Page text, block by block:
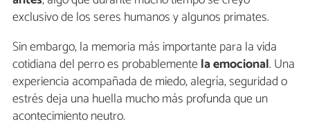
exclusivo de los seres humanos y algunos primates.
Sin embargo, la memoria más importante para la vida
cotidiana del perro es probablementela emocional. Una
experiencia acompañada de miedo, alegría, seguridad o
estrés deja una huella mucho más profunda que un
acontecimiento neutro.